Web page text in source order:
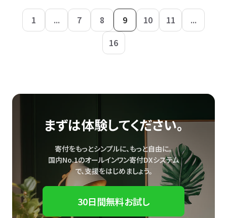
1 ... 7 8 9 10 11
...
16
まずは体験してください。
寄付をもっとシンプルに、もっと自由に。
国内No.1のオールインワン寄付DXシステム
で、支援をはじめましょう。
30日間無料お試し